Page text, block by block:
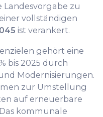
Landesvorgabe zu
vollständigen
ist verankert.
gehört eine
bis 2025 durch
Modernisierungen.
zur Umstellung
auf erneuerbare
kommunale